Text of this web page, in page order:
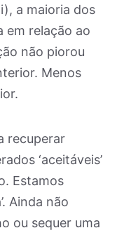
a maioria dos
em relação ao
não piorou
Menos
recuperar
‘aceitáveis’
Estamos
Ainda não
ou sequer uma